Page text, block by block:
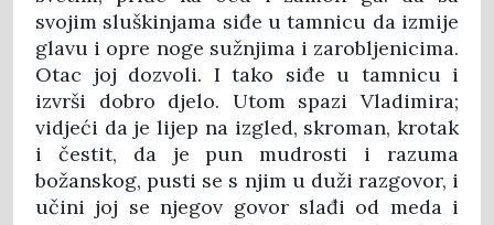
svojim sluškinjama siđe u tamnicu da izmije
glavu i opre noge sužnjima i zarobljenicima.
Otac joj dozvoli. I tako siđe u tamnicu i
izvrši dobro djelo. Utom spazi Vladimira;
vidjeći da je lijep na izgled, skroman, krotak
i čestit, da je pun mudrosti i razuma
božanskog, pusti se s njim u duži razgovor, i
učini joj se njegov govor slađi od meda i